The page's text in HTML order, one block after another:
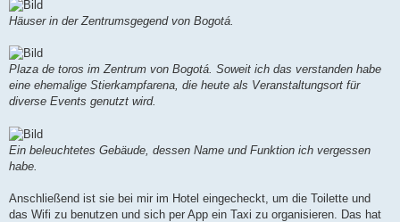
Häuser in der Zentrumsgegend von Bogotá.
Plaza de toros im Zentrum von Bogotá. Soweit ich das verstanden habe
eine ehemalige Stierkampfarena, die heute als Veranstaltungsort für
diverse Events genutzt wird.
Ein beleuchtetes Gebäude, dessen Name und Funktion ich vergessen
habe.
Anschließend ist sie bei mir im Hotel eingecheckt, um die Toilette und
das Wifi zu benutzen und sich per App ein Taxi zu organisieren. Das hat